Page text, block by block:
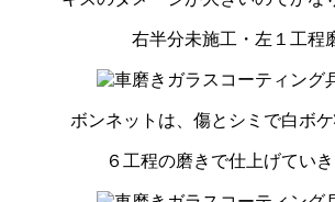
右半分未施工・左１工程
ボンネットは、傷とシミで白ボケ
６工程の磨きで仕上げていき